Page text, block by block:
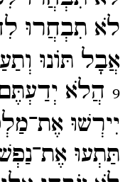
לֹא תִבְחֲרוּ
אֲבָל תּוֹנוּ
9 הֲלֹא
יִירְשׁוּ
תַּתְעוּ